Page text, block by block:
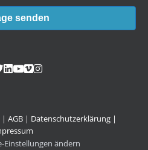
senden
| AGB | Datenschutzerklärung |
Einstellungen ändern